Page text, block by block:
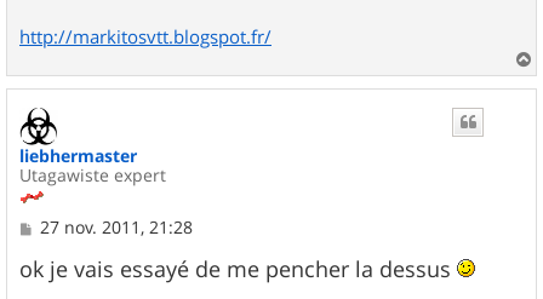
http://markitosvtt.blogspot.fr/
a
liebhermaster
Utagawiste expert
M
s
s
27 nov. 2011, 21:28
ok je vais essayé de me pencher la dessus